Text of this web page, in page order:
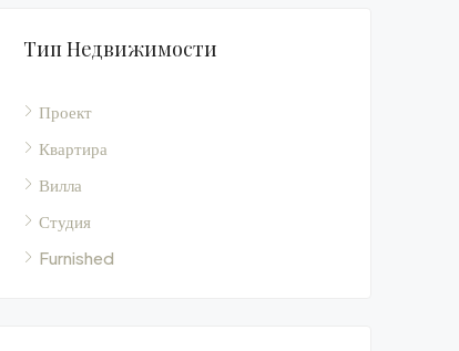
Тип Недвижимости
Проект
Квартира
Вилла
Студия
Furnished